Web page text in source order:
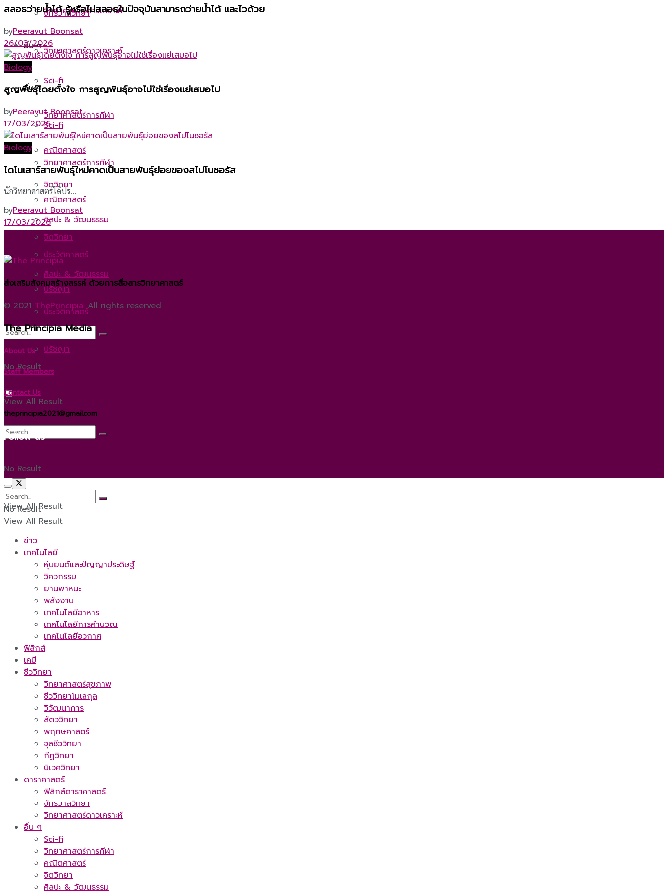
จักรวาลวิทยา
วิทยาศาสตร์ดาวเคราะห์
อื่น ๆ
Sci-fi
วิทยาศาสตร์การกีฬา
คณิตศาสตร์
จิตวิทยา
ศิลปะ & วัฒนธรรม
ประวัติศาสตร์
ปรัชญา
No Result
View All Result
วิทยาศาสตร์ดาวเคราะห์
อื่น ๆ
Sci-fi
วิทยาศาสตร์การกีฬา
คณิตศาสตร์
จิตวิทยา
ศิลปะ & วัฒนธรรม
ประวัติศาสตร์
ปรัชญา
No Result
View All Result
สลอธว่ายน้ำได้ รู้หรือไม่สลอธในปัจจุบันสามารถว่ายน้ำได้ และไวด้วย
byPeeravut Boonsat
26/03/2026
Biology
สูญพันธุ์โดยตั้งใจ การสูญพันธุ์อาจไม่ใช่เรื่องแย่เสมอไป
byPeeravut Boonsat
17/03/2026
Biology
ไดโนเสาร์สายพันธุ์ใหม่คาดเป็นสายพันธุ์ย่อยของสไปโนซอรัส
นักวิทยาศาสตร์ได้ปร...
byPeeravut Boonsat
17/03/2026
ส่งเสริมสังคมสร้างสรรค์ ด้วยการสื่อสารวิทยาศาสตร์
© 2021 ThePrincipia. All rights reserved.
The Principia Media
About Us
Staff Members
Contact Us
theprincipia2021@gmail.com
Follow us
No Result
View All Result
ข่าว
เทคโนโลยี
หุ่นยนต์และปัญญาประดิษฐ์
วิศวกรรม
ยานพาหนะ
พลังงาน
เทคโนโลยีอาหาร
เทคโนโลยีการคำนวณ
เทคโนโลยีอวกาศ
ฟิสิกส์
เคมี
ชีววิทยา
วิทยาศาสตร์สุขภาพ
ชีววิทยาโมเลกุล
วิวัฒนาการ
สัตววิทยา
พฤกษศาสตร์
จุลชีววิทยา
กีฏวิทยา
นิเวศวิทยา
ดาราศาสตร์
ฟิสิกส์ดาราศาสตร์
จักรวาลวิทยา
วิทยาศาสตร์ดาวเคราะห์
อื่น ๆ
Sci-fi
วิทยาศาสตร์การกีฬา
คณิตศาสตร์
จิตวิทยา
ศิลปะ & วัฒนธรรม